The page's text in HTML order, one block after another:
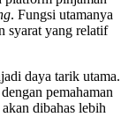
. Fungsi utamanya
syarat yang relatif
daya tarik utama.
pemahaman
dibahas lebih